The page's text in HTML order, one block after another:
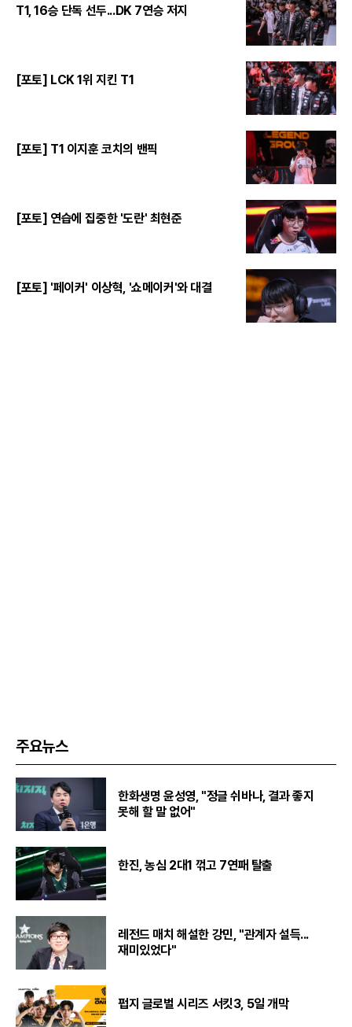
T1, 16승 단독 선두...DK 7연승 저지
[포토] LCK 1위 지킨 T1
[포토] T1 이지훈 코치의 밴픽
[포토] 연습에 집중한 '도란' 최현준
[포토] '페이커' 이상혁, '쇼메이커'와 대결
주요뉴스
한화생명 윤성영, "정글 쉬바나, 결과 좋지
못해 할 말 없어"
한진, 농심 2대1 꺾고 7연패 탈출
레전드 매치 해설한 강민, "관계자 설득...
재미있었다"
펍지 글로벌 시리즈 서킷3, 5일 개막